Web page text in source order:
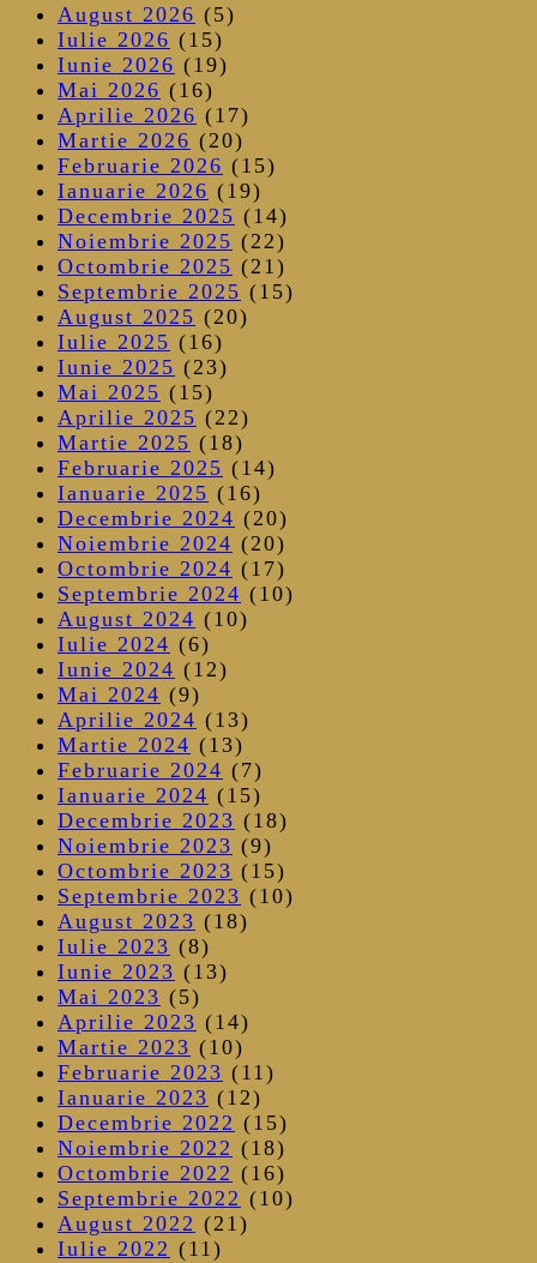
August 2026 (5)
Iulie 2026 (15)
Iunie 2026 (19)
Mai 2026 (16)
Aprilie 2026 (17)
Martie 2026 (20)
Februarie 2026 (15)
Ianuarie 2026 (19)
Decembrie 2025 (14)
Noiembrie 2025 (22)
Octombrie 2025 (21)
Septembrie 2025 (15)
August 2025 (20)
Iulie 2025 (16)
Iunie 2025 (23)
Mai 2025 (15)
Aprilie 2025 (22)
Martie 2025 (18)
Februarie 2025 (14)
Ianuarie 2025 (16)
Decembrie 2024 (20)
Noiembrie 2024 (20)
Octombrie 2024 (17)
Septembrie 2024 (10)
August 2024 (10)
Iulie 2024 (6)
Iunie 2024 (12)
Mai 2024 (9)
Aprilie 2024 (13)
Martie 2024 (13)
Februarie 2024 (7)
Ianuarie 2024 (15)
Decembrie 2023 (18)
Noiembrie 2023 (9)
Octombrie 2023 (15)
Septembrie 2023 (10)
August 2023 (18)
Iulie 2023 (8)
Iunie 2023 (13)
Mai 2023 (5)
Aprilie 2023 (14)
Martie 2023 (10)
Februarie 2023 (11)
Ianuarie 2023 (12)
Decembrie 2022 (15)
Noiembrie 2022 (18)
Octombrie 2022 (16)
Septembrie 2022 (10)
August 2022 (21)
Iulie 2022 (11)